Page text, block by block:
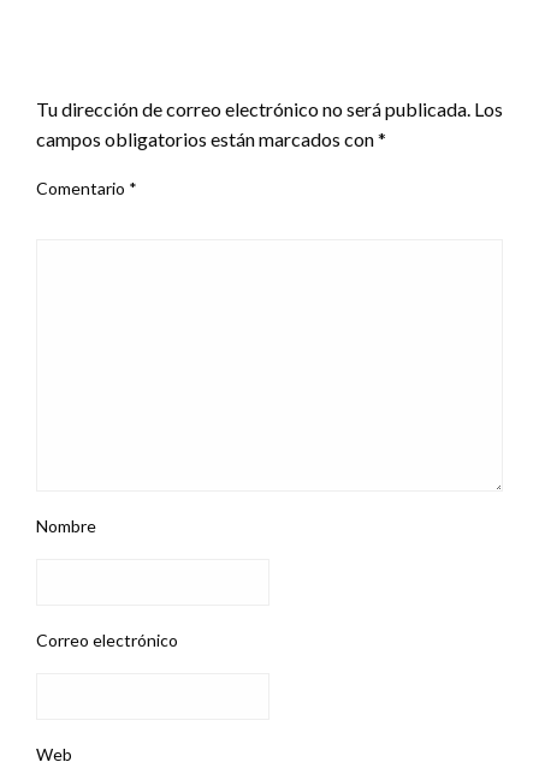
Tu dirección de correo electrónico no será publicada. Los
campos obligatorios están marcados con*
Comentario *
Nombre
Correo electrónico
Web